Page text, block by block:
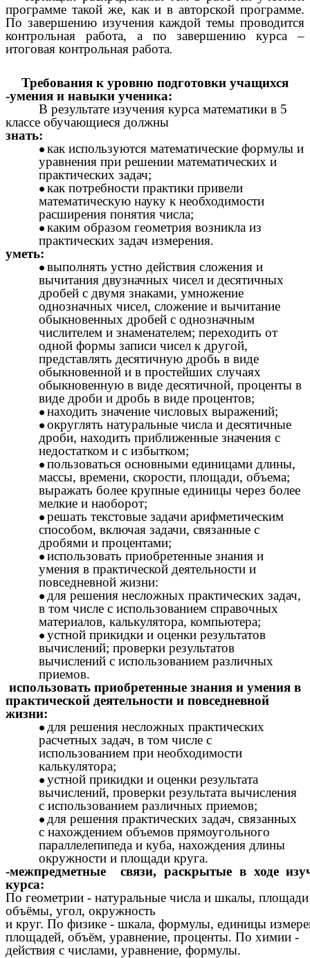
программе такой же, как и в авторской программе.
По завершению изучения каждой темы проводится
контрольная работа, а по завершению курса –
итоговая контрольная работа.
Требования к уровню подготовки учащихся
-умения и навыки ученика:
В результате изучения курса математики в 5
классе обучающиеся должны
знать:
как используются математические формулы и
уравнения при решении математических и
практических задач;
как потребности практики привели
математическую науку к необходимости
расширения понятия числа;
каким образом геометрия возникла из
практических задач измерения.
уметь:
выполнять устно действия сложения и
вычитания двузначных чисел и десятичных
дробей с двумя знаками, умножение
однозначных чисел, сложение и вычитание
обыкновенных дробей с однозначным
числителем и знаменателем; переходить от
одной формы записи чисел к другой,
представлять десятичную дробь в виде
обыкновенной и в простейших случаях
обыкновенную в виде десятичной, проценты в
виде дроби и дробь в виде процентов;
находить значение числовых выражений;
округлять натуральные числа и десятичные
дроби, находить приближенные значения с
недостатком и с избытком;
пользоваться основными единицами длины,
массы, времени, скорости, площади, объема;
выражать более крупные единицы через более
мелкие и наоборот;
решать текстовые задачи арифметическим
способом, включая задачи, связанные с
дробями и процентами;
использовать приобретенные знания и
умения в практической деятельности и
повседневной жизни:
для решения несложных практических задач,
в том числе с использованием справочных
материалов, калькулятора, компьютера;
устной прикидки и оценки результатов
вычислений; проверки результатов
вычислений с использованием различных
приемов.
использовать приобретенные знания и умения в
практической деятельности и повседневной
жизни:
для решения несложных практических
расчетных задач, в том числе с
использованием при необходимости
калькулятора;
устной прикидки и оценки результата
вычислений, проверки результата вычисления
с использованием различных приемов;
для решения практических задач, связанных
с нахождением объемов прямоугольного
параллелепипеда и куба, нахождения длины
окружности и площади круга.
-межпредметные связи, раскрытые в ходе
курса:
По геометрии - натуральные числа и шкалы,
объёмы, угол, окружность
и круг. По физике - шкала, формулы, единицы
площадей, объём, уравнение, проценты. По химии -
действия с числами, уравнение, формулы.